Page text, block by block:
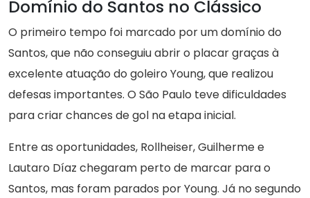
Domínio do Santos no Clássico
O primeiro tempo foi marcado por um domínio do
Santos, que não conseguiu abrir o placar graças à
excelente atuação do goleiro Young, que realizou
defesas importantes. O São Paulo teve dificuldades
para criar chances de gol na etapa inicial.
Entre as oportunidades, Rollheiser, Guilherme e
Lautaro Díaz chegaram perto de marcar para o
Santos, mas foram parados por Young. Já no segundo